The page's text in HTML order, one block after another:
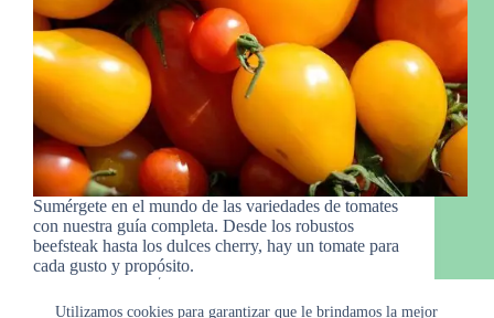
Utilizamos cookies para garantizar que le brindamos la mejor
Sumérgete en el mundo de las variedades de tomates
con nuestra guía completa. Desde los robustos
beefsteak hasta los dulces cherry, hay un tomate para
cada gusto y propósito.